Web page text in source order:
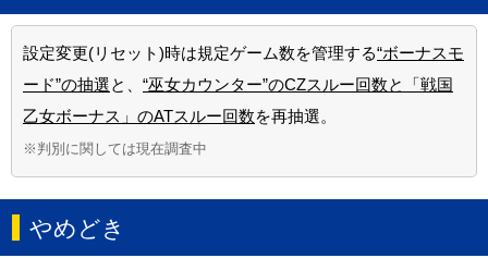
設定変更(リセット)時は規定ゲーム数を管理する“ボーナスモ
ード”の抽選と、 “巫女カウンター”のCZスルー回数と「戦国
乙女ボーナス」のATスルー回数を再抽選。
※判別に関しては現在調査中
やめどき